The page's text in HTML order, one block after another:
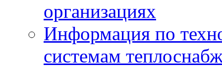
организациях
Информация по
системам